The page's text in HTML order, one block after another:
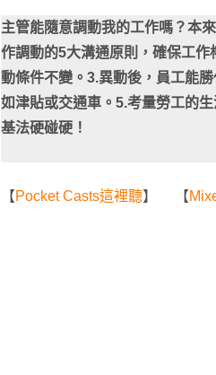
主管能隨意調動我的工作嗎？本
作調動的5大溝通原則，確保工
動條件不變。3.異動後，員工能
如津貼或交通車。5.考量勞工的
基法硬碰硬！
【Pocket Casts這裡聽】 【